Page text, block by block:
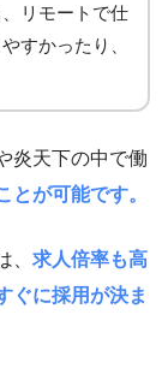
リモートで仕
すかったり、
炎天下の中で働
とが可能です。
、 求人倍率も高
ぐに採用が決ま